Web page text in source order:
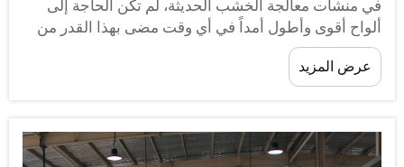
منشآت معالجة الخشب الحديثة، لم تكن الحاجة إلى
أقوى وأطول أمداً في أي وقت مضى بهذا القدر من
وقد برزت آلات طلاء الخشب باعتبارها تكنولوجيا
لتحقيق حماية سطحية متسقة وعالية الجودة عبر
الإنتاج الكبيرة...
عرض المزيد